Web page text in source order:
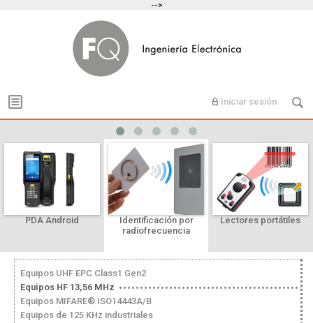
-->
Iniciar sesión
PDA Android
Identificación por
radiofrecuencia
Lectores portátiles
Equipos UHF EPC Class1 Gen2
Equipos HF 13,56 MHz
Equipos MIFARE® ISO14443A/B
Equipos de 125 KHz industriales